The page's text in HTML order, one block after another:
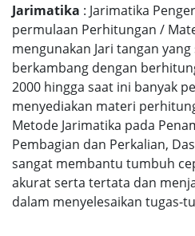
Jarimatika : Jarimatika
permulaan Perhitungan /
mengunakan Jari tangan
berkambang dengan
2000 hingga saat ini banyak
menyediakan materi
Metode Jarimatika pada
Pembagian dan Perkalian,
sangat membantu tumbuh
akurat serta tertata dan
dalam menyelesaikan tugas-